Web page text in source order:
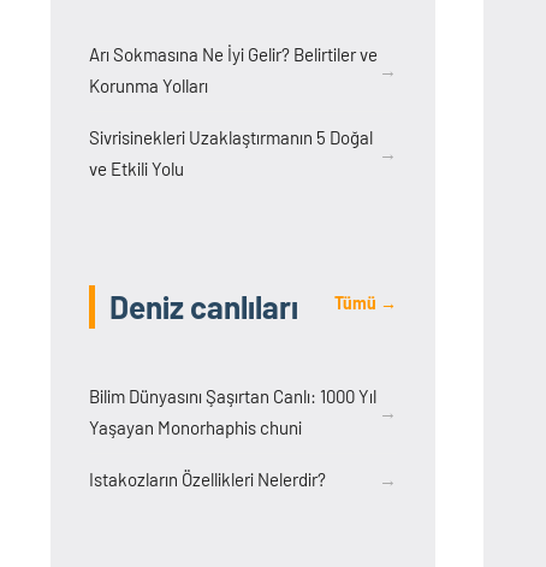
Arı Sokmasına Ne İyi Gelir? Belirtiler ve
Korunma Yolları
→
Sivrisinekleri Uzaklaştırmanın 5 Doğal
ve Etkili Yolu
→
Deniz canlıları Tümü →
Bilim Dünyasını Şaşırtan Canlı: 1000 Yıl
Yaşayan Monorhaphis chuni
→
Istakozların Özellikleri Nelerdir? →